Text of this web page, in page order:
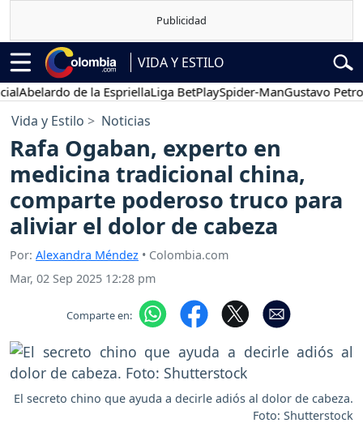
VIDA Y ESTILO
de la EspriellaLiga BetPlaySpider-ManGustavo Petro
Vida y Estilo Noticias
Rafa Ogaban, experto en
medicina tradicional china,
comparte poderoso truco para
aliviar el dolor de cabeza
Por: Alexandra Méndez • Colombia.com
Mar, 02 Sep 2025 12:28 pm
Comparte en:
El secreto chino que ayuda a decirle adiós al dolor de cabeza.
Foto: Shutterstock